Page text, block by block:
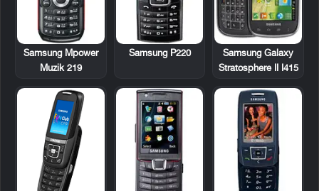
Samsung Galaxy
Stratosphere II I415
Samsung P220
Samsung Mpower
Muzik 219